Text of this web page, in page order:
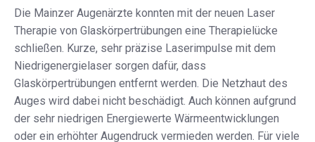
Die Mainzer Augenärzte konnten mit der neuen Laser
Therapie von Glaskörpertrübungen eine Therapielücke
schließen. Kurze, sehr präzise Laserimpulse mit dem
Niedrigenergielaser sorgen dafür, dass
Glaskörpertrübungen entfernt werden. Die Netzhaut des
Auges wird dabei nicht beschädigt. Auch können aufgrund
der sehr niedrigen Energiewerte Wärmeentwicklungen
oder ein erhöhter Augendruck vermieden werden. Für viele